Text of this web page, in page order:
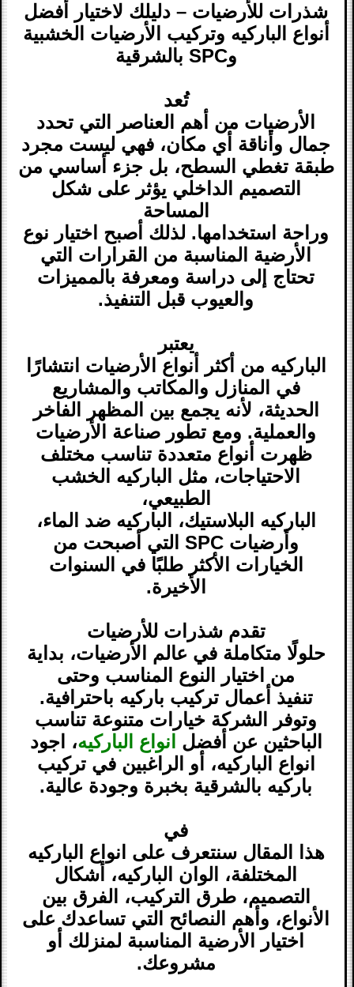
شذرات للأرضيات – دليلك لاختيار أفضل
أنواع الباركيه وتركيب الأرضيات الخشبية
وSPC بالشرقية
تُعد
الأرضيات من أهم العناصر التي تحدد
جمال وأناقة أي مكان، فهي ليست مجرد
طبقة تغطي السطح، بل جزء أساسي من
التصميم الداخلي يؤثر على شكل
المساحة
وراحة استخدامها. لذلك أصبح اختيار نوع
الأرضية المناسبة من القرارات التي
تحتاج إلى دراسة ومعرفة بالمميزات
والعيوب قبل التنفيذ.
يعتبر
الباركيه من أكثر أنواع الأرضيات انتشارًا
في المنازل والمكاتب والمشاريع
الحديثة، لأنه يجمع بين المظهر الفاخر
والعملية. ومع تطور صناعة الأرضيات
ظهرت أنواع متعددة تناسب مختلف
الاحتياجات، مثل الباركيه الخشب
الطبيعي،
الباركيه البلاستيك، الباركيه ضد الماء،
وأرضيات SPC التي أصبحت من
الخيارات الأكثر طلبًا في السنوات
الأخيرة.
تقدم شذرات للأرضيات
حلولًا متكاملة في عالم الأرضيات، بداية
من اختيار النوع المناسب وحتى
تنفيذ أعمال تركيب باركيه باحترافية.
وتوفر الشركة خيارات متنوعة تناسب
الباحثين عن أفضل انواع الباركيه، اجود
انواع الباركيه، أو الراغبين في تركيب
باركيه بالشرقية بخبرة وجودة عالية.
في
هذا المقال سنتعرف على انواع الباركيه
المختلفة، الوان الباركيه، أشكال
التصميم، طرق التركيب، الفرق بين
الأنواع، وأهم النصائح التي تساعدك على
اختيار الأرضية المناسبة لمنزلك أو
مشروعك.